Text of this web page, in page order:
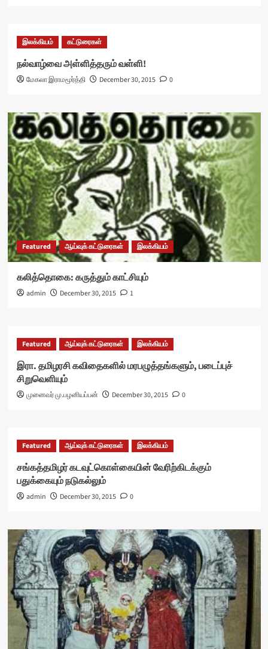
இலக்கியம் கட்டுரைகள்
நல்வாழ்வை அள்ளித்தரும் வள்ளி!
மேகலா இராமமூர்த்தி December 30, 2015 0
Featured ஆய்வுக் கட்டுரைகள் இலக்கியம்
கலித்தொகை: கருத்தும் காட்சியும்
admin December 30, 2015 1
Featured ஆய்வுக் கட்டுரைகள் இலக்கியம்
இரா. தமிழரசி கவிதைகளில் மரபழுத்தங்களும், படைப்புச்
சிறுவெளியும்
முனைவர் மு.பழனியப்பன் December 30, 2015 0
Featured ஆய்வுக் கட்டுரைகள் இலக்கியம்
சங்கத்தமிழர் கடவுட்கொள்கையின் வேரிற்கிடக்கும்
பதுக்கையும் நடுகல்லும்
admin December 30, 2015 0